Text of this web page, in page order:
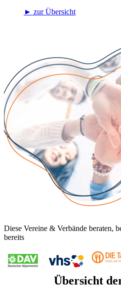
► zur Übersicht
Diese Vereine & Verbände beraten,
bereits
Übersicht